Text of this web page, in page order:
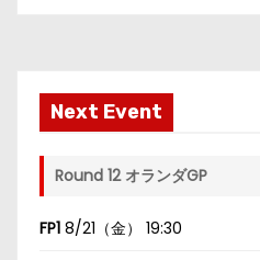
Next Event
Round 12 オランダGP
FP1 8/21（金） 19:30